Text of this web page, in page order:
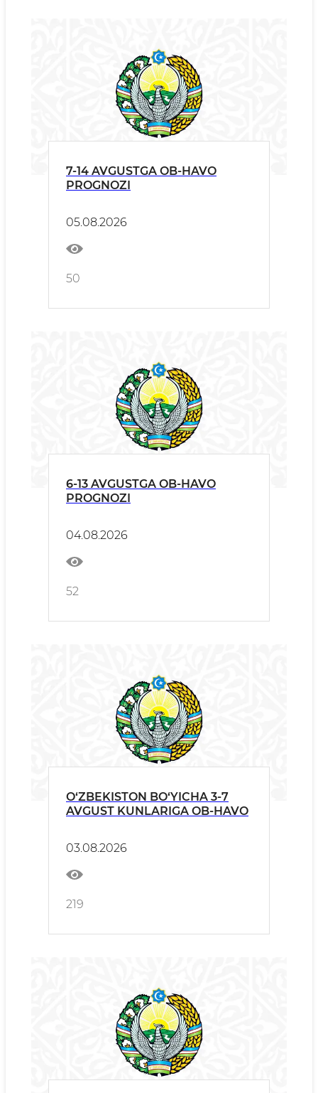
7-14 AVGUSTGA OB-HAVO
PROGNOZI
05.08.2026
50
6-13 AVGUSTGA OB-HAVO
PROGNOZI
04.08.2026
52
O‘ZBEKISTON BO‘YICHA 3-7
AVGUST KUNLARIGA OB-HAVO
03.08.2026
219